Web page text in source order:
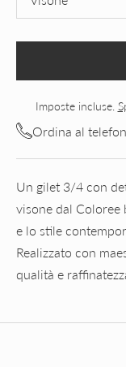
Imposte incluse.
Ordina al
Un gilet 3/4 con
visone dal Coloree
e lo stile
Realizzato con
qualità e
un